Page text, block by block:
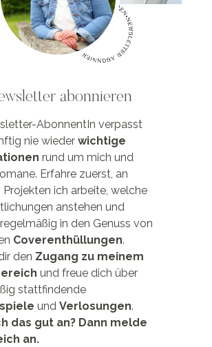
abonnieren
AbonnentIn verpasst
nie wiederwichtige
rund um mich und
Erfahre zuerst, an
ich arbeite, welche
anstehen und
in den Genuss von
Coverenthüllungen.
den Zugang zu meinem
und freue dich über
stattfindende
undVerlosungen.
das gut an? Dann melde
an.